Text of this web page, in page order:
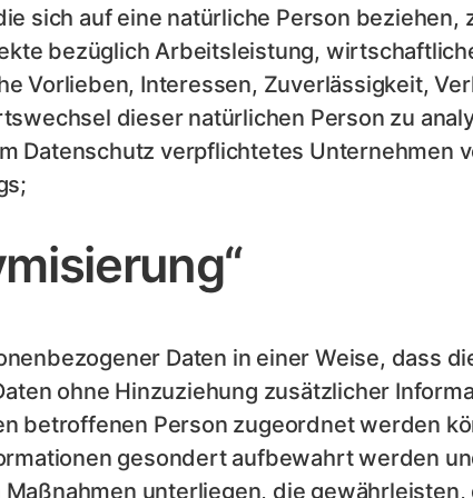
sich auf eine natürliche Person beziehen,
bezüglich Arbeitsleistung,
Vorlieben, Interessen, Zuverlässigkeit,
dieser natürlichen Person zu
Datenschutz verpflichtetes Unternehmen
Daten in einer Weise, dass
ohne Hinzuziehung zusätzlicher
betroffenen Person zugeordnet werden
gesondert aufbewahrt werden
unterliegen, die gewährleisten,